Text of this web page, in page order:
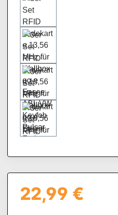
Regulärer Preis:
22,99 €